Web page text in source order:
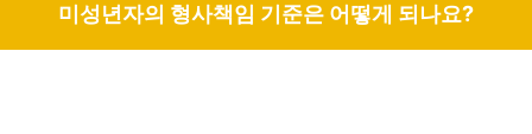
미성년자의 형사책임 기준은 어떻게 되나요?